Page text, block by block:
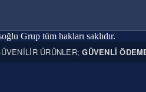
Grup tüm hakları saklıdır.
ÜRÜNLER;GÜVENLI